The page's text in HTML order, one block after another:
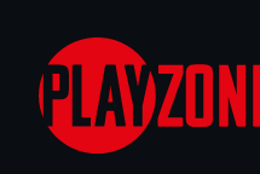
hlavnímu
obsahu